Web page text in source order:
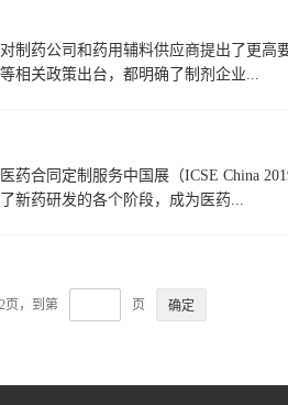
制药公司和药用辅料供应商提出了更高
相关政策出台，都明确了制剂企业...
合同定制服务中国展（ICSE China
新药研发的各个阶段，成为医药...
页，到第 页